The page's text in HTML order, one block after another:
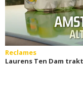
Reclames
Laurens Ten Dam